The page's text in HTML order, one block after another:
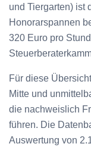
und Tiergarten) ist
Honorarspannen
320 Euro pro
Für diese
Mitte und
die nachweislich
führen. Die
Auswertung von